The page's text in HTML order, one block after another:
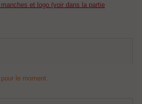
et logo (voir dans la partie
le moment.